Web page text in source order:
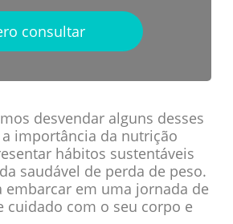
consultar
desvendar alguns desses
importância da nutrição
hábitos sustentáveis
saudável de perda de peso.
embarcar em uma jornada de
cuidado com o seu corpo e